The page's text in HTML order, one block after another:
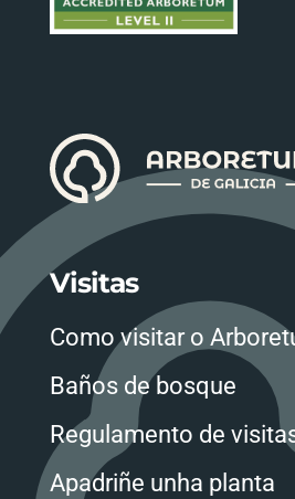
Visitas
Como visitar o
Baños de bosque
Regulamento de
Apadriñe unha planta